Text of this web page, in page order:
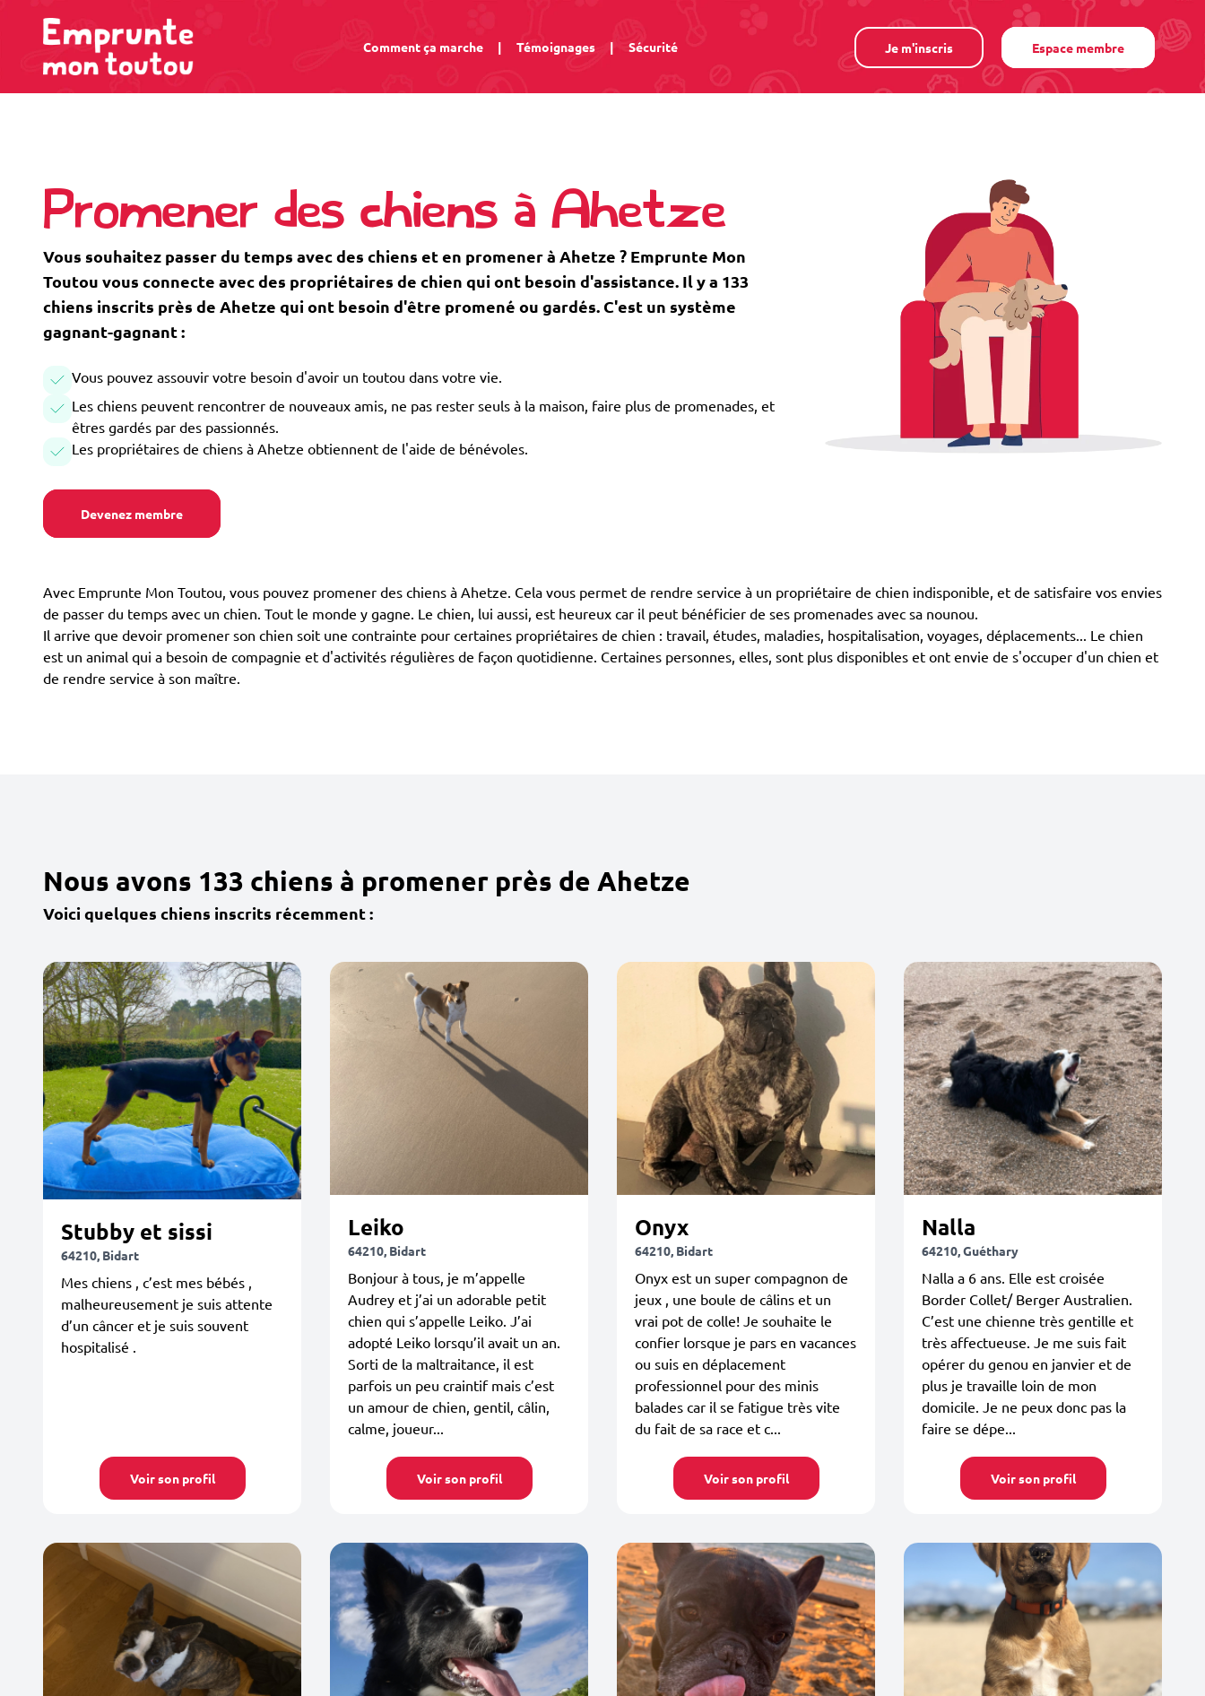
Comment ça marche | Témoignages | Sécurité Je m'inscris Espace membre
Promener des chiens à Ahetze
Vous souhaitez passer du temps avec des chiens et en promener à Ahetze ? Emprunte Mon
Toutou vous connecte avec des propriétaires de chien qui ont besoin d'assistance. Il y a 133
chiens inscrits près de Ahetze qui ont besoin d'être promené ou gardés. C'est un système
gagnant-gagnant :
Vous pouvez assouvir votre besoin d'avoir un toutou dans votre vie.
Les chiens peuvent rencontrer de nouveaux amis, ne pas rester seuls à la maison, faire plus de promenades, et
êtres gardés par des passionnés.
Les propriétaires de chiens à Ahetze obtiennent de l'aide de bénévoles.
Devenez membre
Avec Emprunte Mon Toutou, vous pouvez promener des chiens à Ahetze. Cela vous permet de rendre service à un propriétaire de chien indisponible, et de satisfaire vos envies
de passer du temps avec un chien. Tout le monde y gagne. Le chien, lui aussi, est heureux car il peut bénéficier de ses promenades avec sa nounou.
Il arrive que devoir promener son chien soit une contrainte pour certaines propriétaires de chien : travail, études, maladies, hospitalisation, voyages, déplacements... Le chien
est un animal qui a besoin de compagnie et d'activités régulières de façon quotidienne. Certaines personnes, elles, sont plus disponibles et ont envie de s'occuper d'un chien et
de rendre service à son maître.
Nous avons 133 chiens à promener près de Ahetze
Voici quelques chiens inscrits récemment :
Stubby et sissi
64210, Bidart
Mes chiens , c’est mes bébés ,
malheureusement je suis attente
d’un câncer et je suis souvent
hospitalisé .
Voir son profil
Leiko
64210, Bidart
Bonjour à tous, je m’appelle
Audrey et j’ai un adorable petit
chien qui s’appelle Leiko. J’ai
adopté Leiko lorsqu’il avait un an.
Sorti de la maltraitance, il est
parfois un peu craintif mais c’est
un amour de chien, gentil, câlin,
calme, joueur...
Voir son profil
Onyx
64210, Bidart
Onyx est un super compagnon de
jeux , une boule de câlins et un
vrai pot de colle! Je souhaite le
confier lorsque je pars en vacances
ou suis en déplacement
professionnel pour des minis
balades car il se fatigue très vite
du fait de sa race et c...
Voir son profil
Nalla
64210, Guéthary
Nalla a 6 ans. Elle est croisée
Border Collet/ Berger Australien.
C’est une chienne très gentille et
très affectueuse. Je me suis fait
opérer du genou en janvier et de
plus je travaille loin de mon
domicile. Je ne peux donc pas la
faire se dépe...
Voir son profil